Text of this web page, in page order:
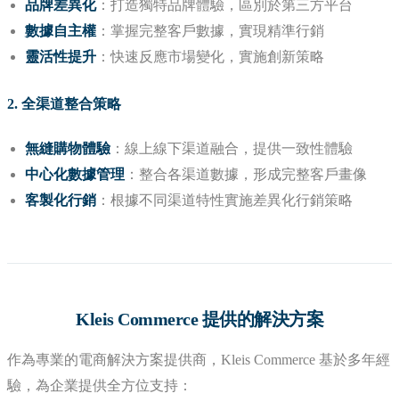
品牌差異化：打造獨特品牌體驗，區別於第三方平台
數據自主權 ：掌握完整客戶數據，實現精準行銷
靈活性提升 ：快速反應市場變化，實施創新策略
2. 全渠道整合策略
無縫購物體驗：線上線下渠道融合，提供一致性體驗
中心化數據管理 ：整合各渠道數據，形成完整客戶畫像
客製化行銷 ：根據不同渠道特性實施差異化行銷策略
Kleis Commerce 提供的解決方案
作為專業的電商解決方案提供商，Kleis Commerce 基於多年經
驗，為企業提供全方位支持：